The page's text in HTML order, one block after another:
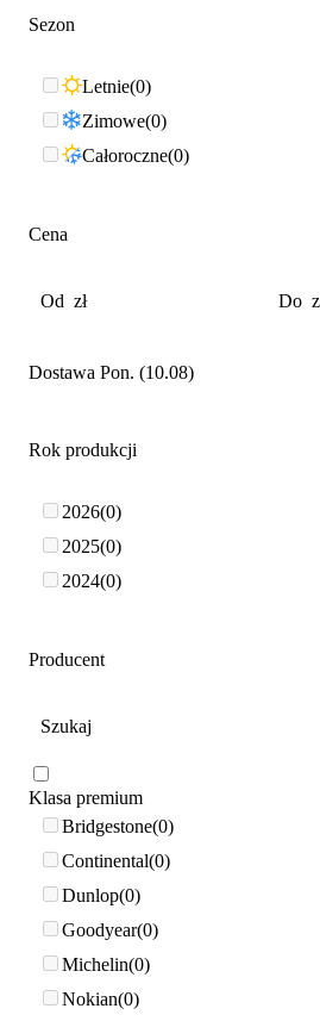
Sezon
Letnie 0
Zimowe 0
Całoroczne 0
Cena
Dostawa Pon. (10.08)
Rok produkcji
2026 0
2025 0
2024 0
Producent
Klasa premium
Bridgestone 0
Continental 0
Dunlop 0
Goodyear 0
Michelin 0
Nokian 0